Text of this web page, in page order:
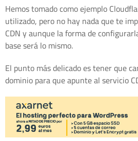
Hemos tomado como ejemplo
utilizado, pero no hay nada que te
CDN y aunque la forma de
base será lo mismo.
El punto más delicado es tener que
dominio para que apunte al servicio